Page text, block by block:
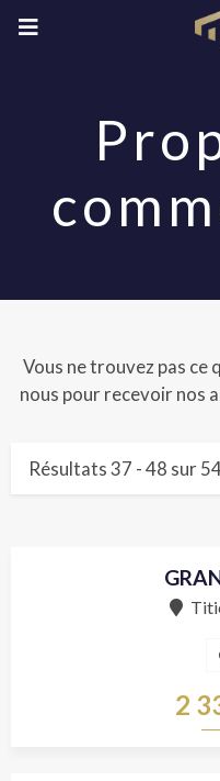
Vous ne trouvez pas ce
nous pour recevoir nos
Résultats 37 - 48 sur
2